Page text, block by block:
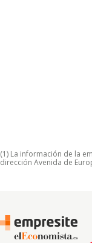
(1) La información de la
dirección Avenida de